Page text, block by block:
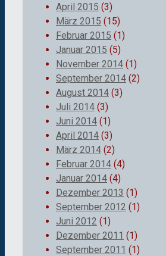
April 2015 (3)
März 2015 (15)
Februar 2015 (1)
Januar 2015 (5)
November 2014 (1)
September 2014 (2)
August 2014 (3)
Juli 2014 (3)
Juni 2014 (1)
April 2014 (3)
März 2014 (2)
Februar 2014 (4)
Januar 2014 (4)
Dezember 2013 (1)
September 2012 (1)
Juni 2012 (1)
Dezember 2011 (1)
September 2011 (1)